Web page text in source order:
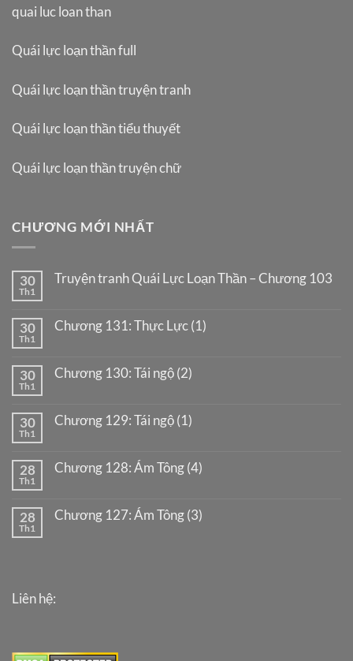
quai luc loan than
Quái lực loạn thần full
Quái lực loạn thần truyện tranh
Quái lực loạn thần tiểu thuyết
Quái lực loạn thần truyện chữ
CHƯƠNG MỚI NHẤT
30
Th1
Truyện tranh Quái Lực Loạn Thần – Chương 103
30
Th1
Chương 131: Thực Lực (1)
30
Th1
Chương 130: Tái ngộ (2)
30
Th1
Chương 129: Tái ngộ (1)
28
Th1
Chương 128: Ám Tông (4)
28
Th1
Chương 127: Ám Tông (3)
Liên hệ: